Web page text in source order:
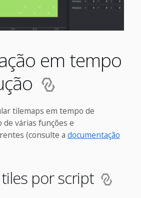
em tempo
tilemaps em tempo de
de várias funções e
(consulte a documentação
por script